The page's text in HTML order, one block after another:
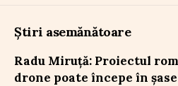
Știri asemănătoare
Radu Miruță: Proiectul
drone poate începe în